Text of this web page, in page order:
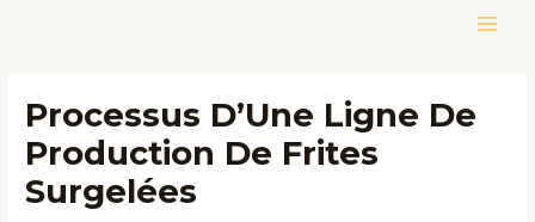
MAIN
Processus D’Une Ligne De
Production De Frites
Surgelées